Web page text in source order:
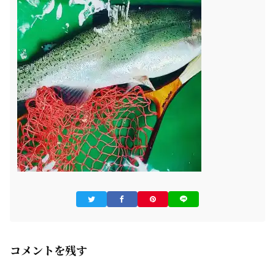
コメントを残す